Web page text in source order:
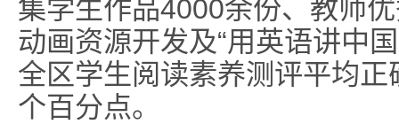
集学生作品4000余份、教师
动画资源开发及“用英语讲中
全区学生阅读素养测评平均
个百分点。